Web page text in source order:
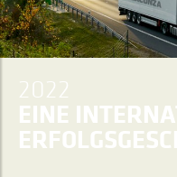
2022
EINE